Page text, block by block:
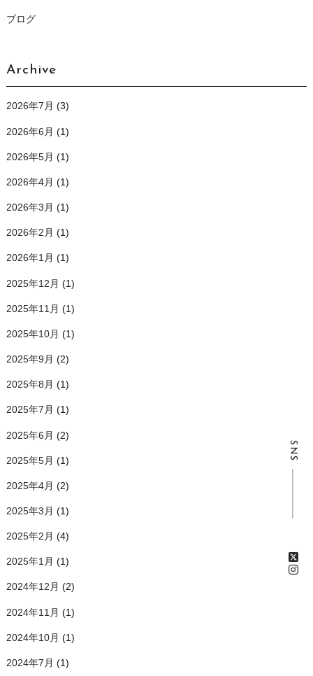
SNS
ブログ
Archive
2026年7月 (3)
2026年6月 (1)
2026年5月 (1)
2026年4月 (1)
2026年3月 (1)
2026年2月 (1)
2026年1月 (1)
2025年12月 (1)
2025年11月 (1)
2025年10月 (1)
2025年9月 (2)
2025年8月 (1)
2025年7月 (1)
2025年6月 (2)
2025年5月 (1)
2025年4月 (2)
2025年3月 (1)
2025年2月 (4)
2025年1月 (1)
2024年12月 (2)
2024年11月 (1)
2024年10月 (1)
2024年7月 (1)